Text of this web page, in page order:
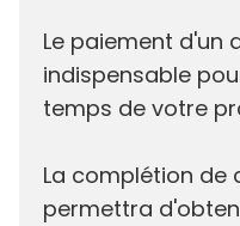
Le paiement d'un
indispensable
temps de votre
La complétion de
permettra